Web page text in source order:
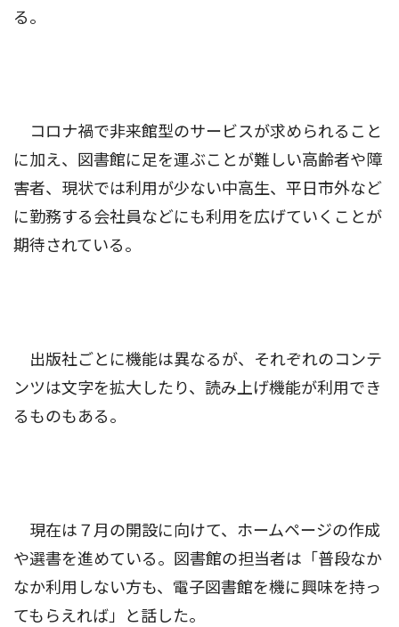
る。
コロナ禍で非来館型のサービスが求められること
に加え、図書館に足を運ぶことが難しい高齢者や障
害者、現状では利用が少ない中高生、平日市外など
に勤務する会社員などにも利用を広げていくことが
期待されている。
出版社ごとに機能は異なるが、それぞれのコンテ
ンツは文字を拡大したり、読み上げ機能が利用でき
るものもある。
現在は７月の開設に向けて、ホームページの作成
や選書を進めている。図書館の担当者は「普段なか
なか利用しない方も、電子図書館を機に興味を持っ
てもらえれば」と話した。